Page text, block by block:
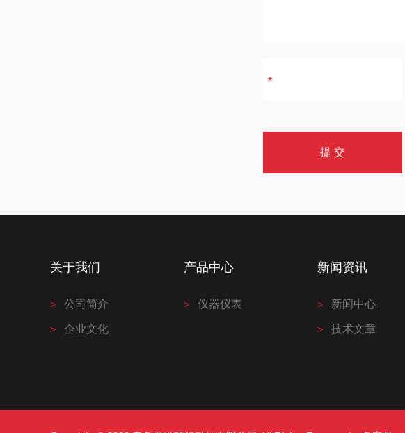
关于我们
公司简介
企业文化
产品中心
仪器仪表
新闻资讯
新闻中心
技术文章